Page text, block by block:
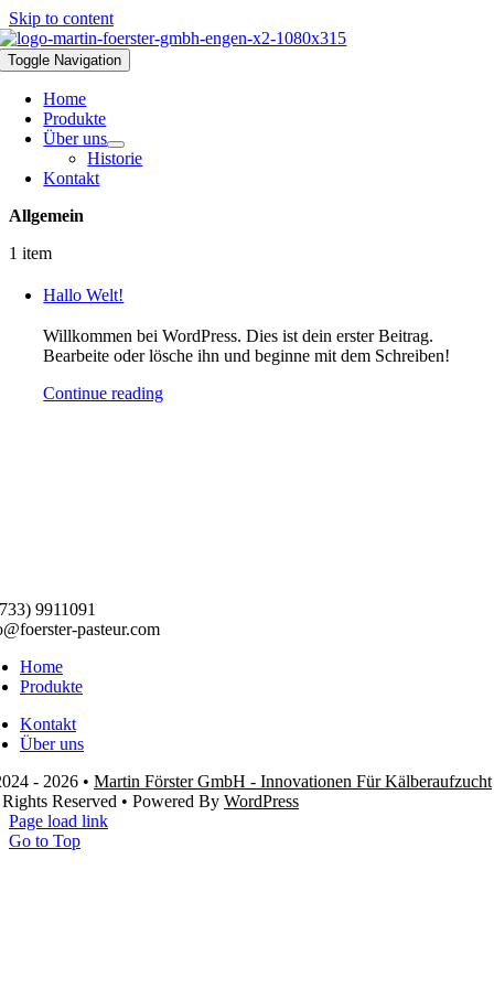
Skip to content
Toggle Navigation
Home
Produkte
Über uns
Historie
Kontakt
Allgemein
1 item
Hallo Welt!
Willkommen bei WordPress. Dies ist dein erster Beitrag.
Bearbeite oder lösche ihn und beginne mit dem Schreiben!
Continue reading
9911091
pasteur.com
Home
Produkte
Kontakt
Über uns
- 2026 • Martin Förster GmbH - Innovationen Für Kälberaufzucht
Reserved • Powered By WordPress
Page load link
Go to Top